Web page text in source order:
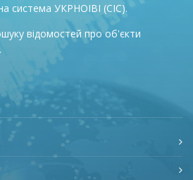
система УКРНОІВІ (СІС).
відомостей про об'єкти